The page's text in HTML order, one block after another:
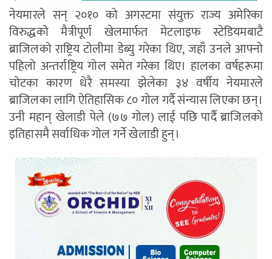
नेयमारले सन् २०१० को अगस्टमा संयुक्त राज्य अमेरिका
विरुद्धको मैत्रीपूर्ण खेलमार्फत मेटलाइफ स्टेडियमबाटै
ब्राजिलको राष्ट्रिय टोलीमा डेब्यु गरेका थिए, जहाँ उनले आफ्नो
पहिलो अन्तर्राष्ट्रिय गोल समेत गरेका थिए। हालका वर्षहरूमा
चोटका कारण धेरै समस्या झेलेका ३४ वर्षीय नेयमारले
ब्राजिलका लागि ऐतिहासिक ८० गोल गर्दै संन्यास लिएका छन्।
उनी महान् खेलाडी पेले (७७ गोल) लाई पछि पार्दै ब्राजिलको
इतिहासमै सर्वाधिक गोल गर्ने खेलाडी हुन्।